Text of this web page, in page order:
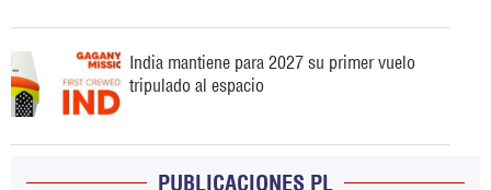
India mantiene para 2027 su primer vuelo
tripulado al espacio
PUBLICACIONES PL